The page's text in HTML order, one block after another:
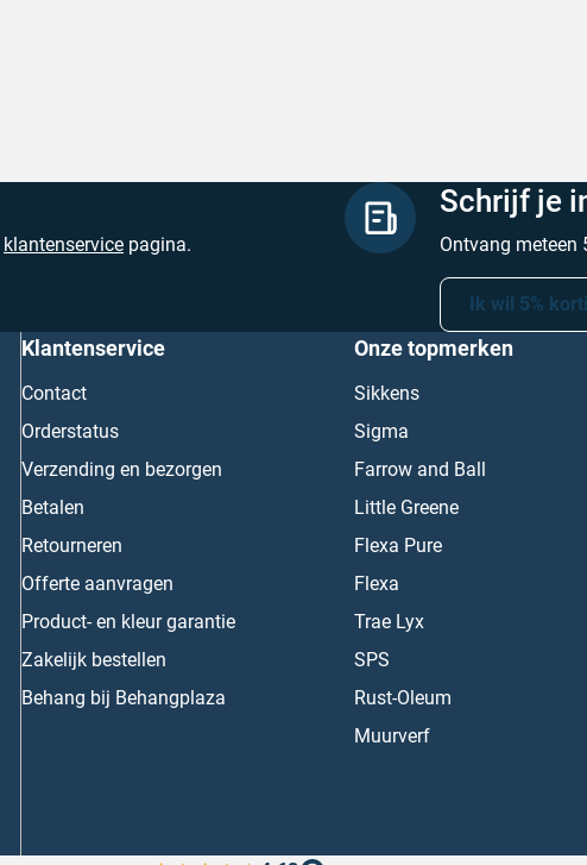
klantenservice pagina.
Schrijf je
Ontvang meteen
Ik wil 5%
Klantenservice
Contact
Orderstatus
Verzending en bezorgen
Betalen
Retourneren
Offerte aanvragen
Product- en kleur garantie
Zakelijk bestellen
Behang bij Behangplaza
Onze topmerken
Sikkens
Sigma
Farrow and Ball
Little Greene
Flexa Pure
Flexa
Trae Lyx
SPS
Rust-Oleum
Muurverf